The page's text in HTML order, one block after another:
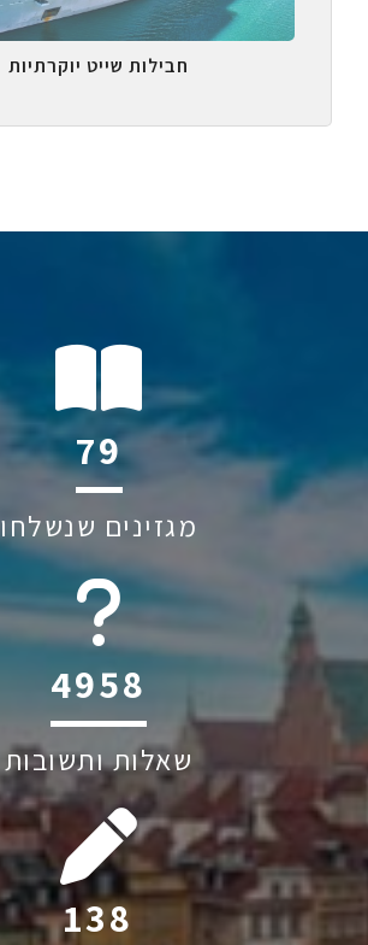
חבילות שייט יוקרתיות
112
מגזינים שנשלחו
6045
שאלות ותשובות
197